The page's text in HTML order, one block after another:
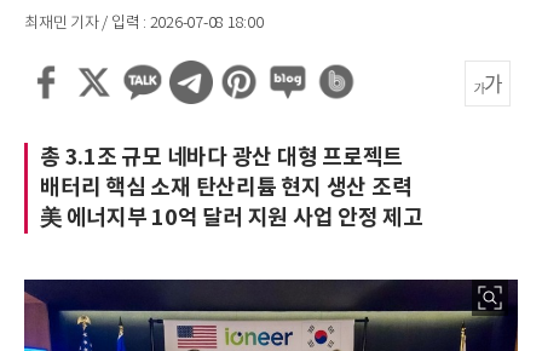
최재민 기자 / 입력 : 2026-07-08 18:00
총 3.1조 규모 네바다 광산 대형 프로젝트
배터리 핵심 소재 탄산리튬 현지 생산 조력
美 에너지부 10억 달러 지원 사업 안정 제고